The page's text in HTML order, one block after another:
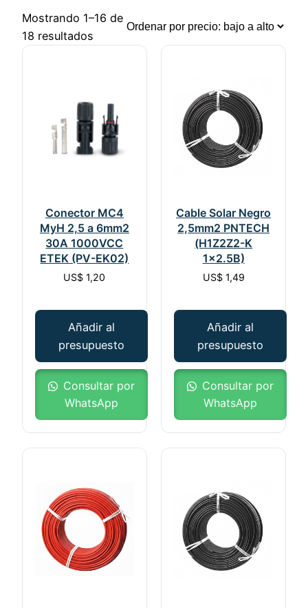
Mostrando 1–16 de
18 resultados
Conector MC4
MyH 2,5 a 6mm2
30A 1000VCC
ETEK (PV-EK02)
US$ 1,20
Añadir al
presupuesto
Consultar por
WhatsApp
Cable Solar Negro
2,5mm2 PNTECH
(H1Z2Z2-K
1×2.5B)
US$1,49
Añadir al
presupuesto
Consultar por
WhatsApp